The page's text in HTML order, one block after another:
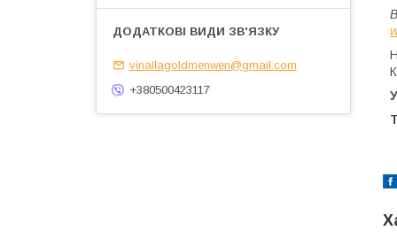
vinallagoldmenwen@gmail.com
+380500423117